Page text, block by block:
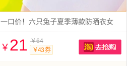
一口价！六只兔子夏季薄款防晒衣女
￥ 21 ￥64
￥43 券